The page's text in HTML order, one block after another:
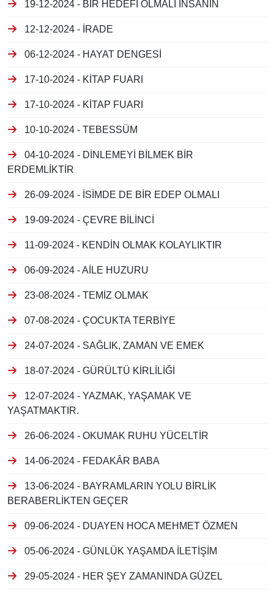
19-12-2024 - BİR HEDEFİ OLMALI İNSANIN
12-12-2024 - İRADE
06-12-2024 - HAYAT DENGESİ
17-10-2024 - KİTAP FUARI
17-10-2024 - KİTAP FUARI
10-10-2024 - TEBESSÜM
04-10-2024 - DİNLEMEYİ BİLMEK BİR
ERDEMLİKTİR
26-09-2024 - İSİMDE DE BİR EDEP OLMALI
19-09-2024 - ÇEVRE BİLİNCİ
11-09-2024 - KENDİN OLMAK KOLAYLIKTIR
06-09-2024 - AİLE HUZURU
23-08-2024 - TEMİZ OLMAK
07-08-2024 - ÇOCUKTA TERBİYE
24-07-2024 - SAĞLIK, ZAMAN VE EMEK
18-07-2024 - GÜRÜLTÜ KİRLİLİĞİ
12-07-2024 - YAZMAK, YAŞAMAK VE
YAŞATMAKTIR.
26-06-2024 - OKUMAK RUHU YÜCELTİR
14-06-2024 - FEDAKÂR BABA
13-06-2024 - BAYRAMLARIN YOLU BİRLİK
BERABERLİKTEN GEÇER
09-06-2024 - DUAYEN HOCA MEHMET ÖZMEN
05-06-2024 - GÜNLÜK YAŞAMDA İLETİŞİM
29-05-2024 - HER ŞEY ZAMANINDA GÜZEL